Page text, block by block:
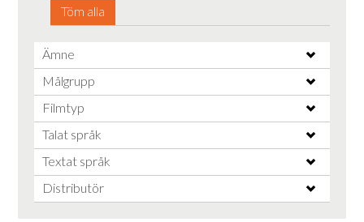
Töm alla
Ämne
Målgrupp
Filmtyp
Talat språk
Textat språk
Distributör